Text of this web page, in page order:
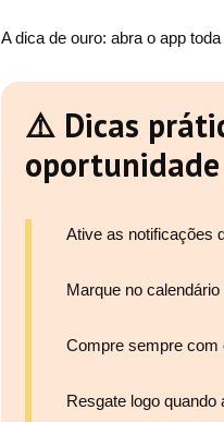
A dica de ouro: abra o app
⚠️ Dicas
oportunidade
Ative as notificações
Marque no
Compre sempre com
Resgate logo